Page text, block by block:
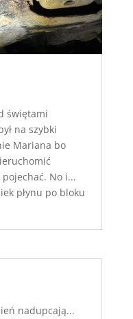
świętami
na szybki
Mariana bo
No i...
płynu po bloku
nadupcają...